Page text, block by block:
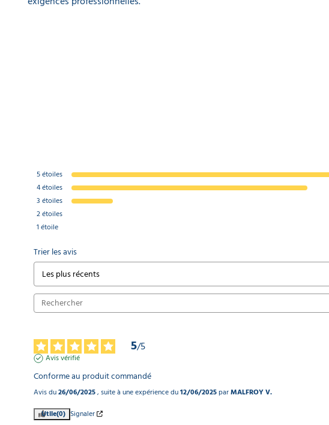
5étoiles
4étoiles
3 étoiles
2étoiles
1 étoile
Trier les avis
5/5
Avis vérifié
Conforme au produit commandé
Avis du26/06/2025, suite à une expérience du12/06/2025parMALFROY V.
Utile(0) Signaler